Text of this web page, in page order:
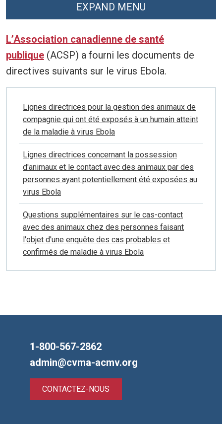
L’Association canadienne de santé
publique (ACSP) a fourni les documents de
directives suivants sur le virus Ebola.
Lignes directrices pour la gestion des animaux de
compagnie qui ont été exposés à un humain atteint
de la maladie à virus Ebola
Lignes directrices concernant la possession
d'animaux et le contact avec des animaux par des
personnes ayant potentiellement été exposées au
virus Ebola
Questions supplémentaires sur le cas-contact
avec des animaux chez des personnes faisant
l'objet d'une enquête des cas probables et
confirmés de maladie à virus Ebola
EXPAND MENU
1-800-567-2862
admin@cvma-acmv.org
CONTACTEZ-NOUS